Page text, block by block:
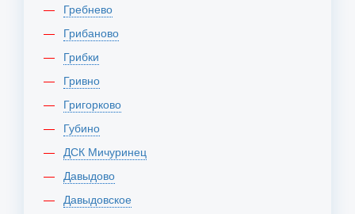
Гребнево
Грибаново
Грибки
Гривно
Григорково
Губино
ДСК Мичуринец
Давыдово
Давыдовское